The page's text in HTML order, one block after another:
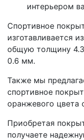
интерьером
Спортивное
изготавливается
общую толщину
0.6 мм.
Также мы
спортивное
оранжевого
Приобретая
получаете